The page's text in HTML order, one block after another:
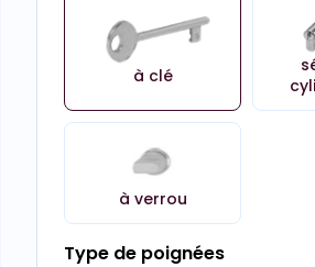
à clé
à verrou
Type de poignées